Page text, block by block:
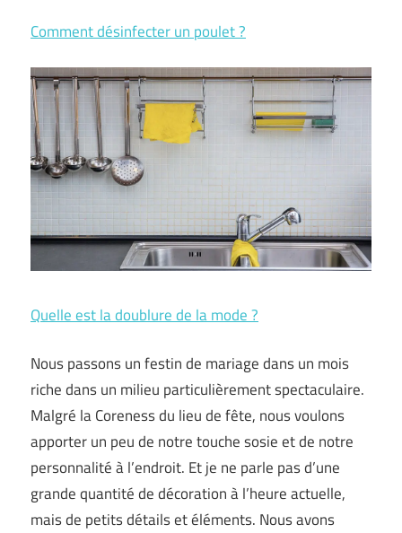
Comment désinfecter un poulet ?
Quelle est la doublure de la mode ?
Nous passons un festin de mariage dans un mois
riche dans un milieu particulièrement spectaculaire.
Malgré la Coreness du lieu de fête, nous voulons
apporter un peu de notre touche sosie et de notre
personnalité à l’endroit. Et je ne parle pas d’une
grande quantité de décoration à l’heure actuelle,
mais de petits détails et éléments. Nous avons